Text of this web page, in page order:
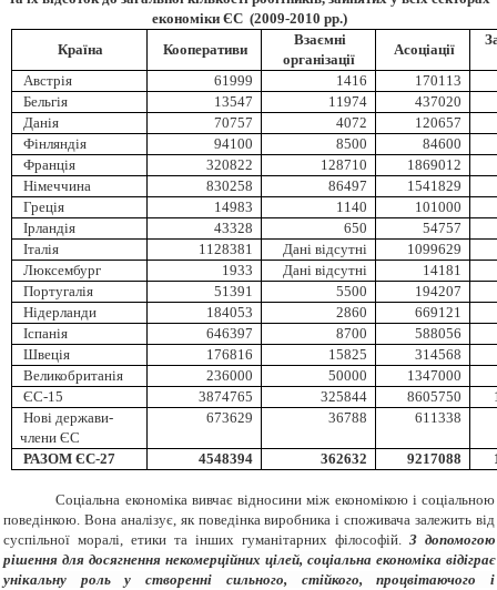
економіки ЄС (2009-2010 рр.)
Країна
Кооперативи
Взаємні
організації
Асоціації
Австрія 61999 1416
170113
Бельгія
13547 11974
437020
Данія
70757 4072
120657
Фінляндія
94100 8500
84600
Франція
320822 128710
1869012
Німеччина
830258 86497
1541829
Греція
14983 1140
101000
Ірландія
43328 650
54757
Італія
1128381 Дані відсутні
1099629
Люксембург
1933 Дані відсутні
14181
Португалія
51391 5500
194207
Нідерланди
184053 2860
669121
Іспанія
646397 8700
588056
Швеція
176816 15825
314568
Великобританія
236000 50000
1347000
ЄС-15
3874765 325844 8605750
Нові держави-
члени ЄС
673629 36788 611338
РАЗОМ ЄС-27 4548394 362632 9217088
Соціальна економіка вивчає відносини між економікою і соціальною
поведінкою. Вона аналізує, як поведінка виробника і споживача залежить від
суспільної моралі, етики та інших гуманітарних філософій. З допомогою
рішення для досягнення некомерційних цілей, соціальна економіка відіграє
унікальну роль у створенні сильного, стійкого, процвітаючого і